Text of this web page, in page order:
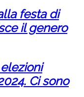
festa di
il genero
Ci sono